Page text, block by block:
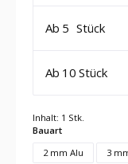
Ab 5 Stück
Ab 10 Stück
Inhalt: 1 Stk.
Bauartauswählen
2 mm Alu
3